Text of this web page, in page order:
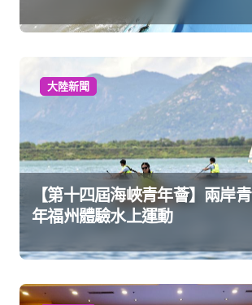
大陸新聞
【第十四屆海峽青年薈】兩岸青
年福州體驗水上運動